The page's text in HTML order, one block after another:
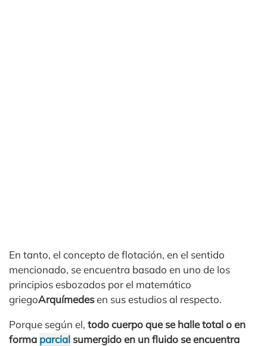
En tanto, el concepto de flotación, en el sentido
mencionado, se encuentra basado en uno de los
principios esbozados por el matemático
griegoArquímedesen sus estudios al respecto.
Porque según el, todo cuerpo que se halle total o en
forma parcial sumergido en un fluido se encuentra